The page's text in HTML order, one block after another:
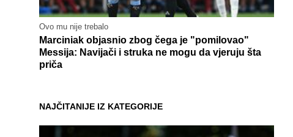
Ovo mu nije trebalo
Marciniak objasnio zbog čega je "pomilovao"
Messija: Navijači i struka ne mogu da vjeruju šta
priča
NAJČITANIJE IZ KATEGORIJE